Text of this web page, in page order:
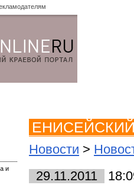
и
Новости >
29.11.2011